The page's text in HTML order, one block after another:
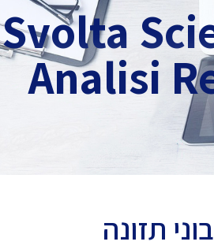
Svolta
Analisi
תזונה